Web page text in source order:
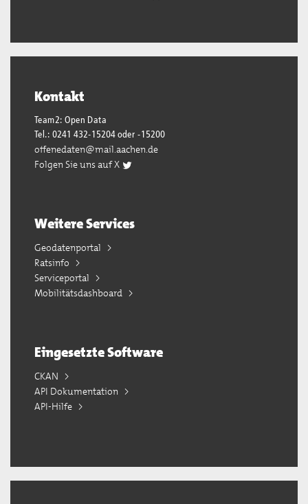
Kontakt
Team2: Open Data
Tel.: 0241 432-15204 oder -15200
offenedaten@mail.aachen.de
Folgen Sie uns auf X
Weitere Services
Geodatenportal
Ratsinfo
Serviceportal
Mobilitätsdashboard
Eingesetzte Software
CKAN
API Dokumentation
API-Hilfe